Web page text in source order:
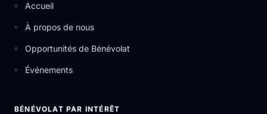
Accueil
À propos de nous
Opportunités de Bénévolat
Événements
BÉNÉVOLAT PAR INTÉRÊT